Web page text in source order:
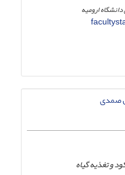
ارومیه
و تغذیه گیاه